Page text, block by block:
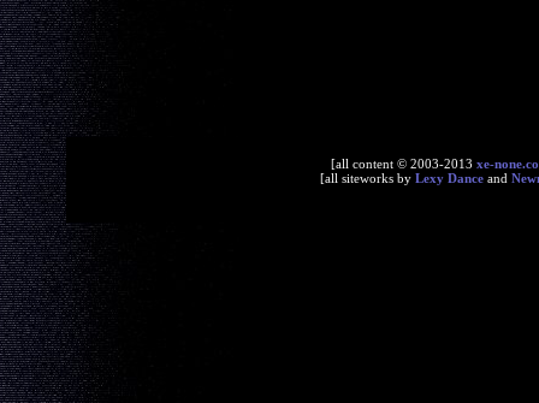
[all content © 2003-2013 xe-
[all siteworks by Lexy Danceand